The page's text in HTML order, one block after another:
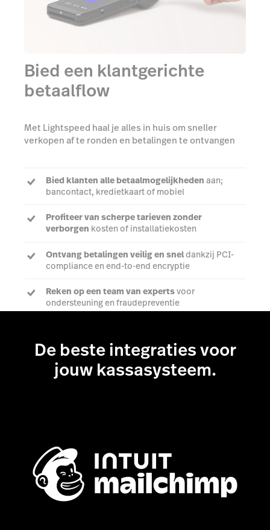
Bied een klantgerichte
betaalflow
Met Lightspeed haal je alles in huis om sneller
verkopen af te ronden en betalingen te ontvangen
Bied klanten alle betaalmogelijkheden aan;
bancontact, kredietkaart of mobiel
Profiteer van scherpe tarieven zonder
verborgen kosten of installatiekosten
Ontvang betalingen veilig en sneldankzij PCI-
compliance en end-to-end encryptie
Reken op een team van expertsvoor
ondersteuning en fraudepreventie
Ontdek alles over betalingen
De beste integraties voor
jouw kassasysteem.